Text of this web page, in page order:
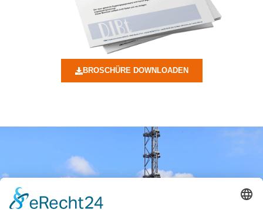
BROSCHÜRE DOWNLOADEN
Kontaktieren Sie uns